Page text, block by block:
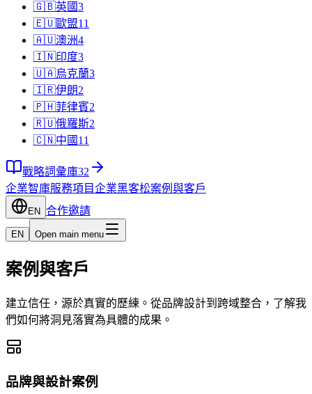
🇬🇧英國3
🇪🇺歐盟11
🇦🇺澳洲4
🇮🇳印度3
🇺🇦烏克蘭3
🇮🇷伊朗2
🇵🇭菲律賓2
🇷🇺俄羅斯2
🇨🇳中國 11
戰略詞彙庫32
企業智庫服務項目企業黑客松案例與客戶
EN 合作邀請
EN Open main menu
案例與客戶
建立信任，源於真實的歷練。從品牌設計到跨域整合，了解我
們如何將洞見落實為具體的成果。
品牌與設計案例